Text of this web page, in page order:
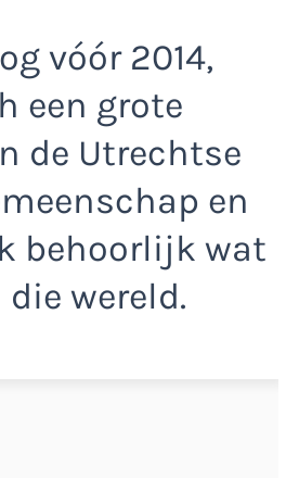
vóór 2014,
een grote
de Utrechtse
en
behoorlijk wat
wereld.